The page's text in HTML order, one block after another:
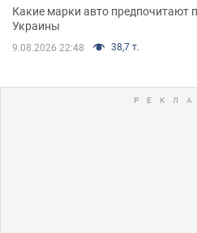
Какие марки авто предпочитают
Украины
9.08.2026 22:48 38,7 т.